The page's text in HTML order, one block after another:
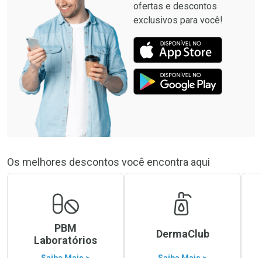
ofertas e descontos
exclusivos para você!
Os melhores descontos você encontra aqui
PBM
Laboratórios
DermaClub